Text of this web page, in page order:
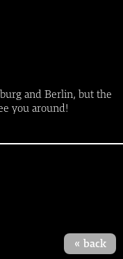
« back
and Berlin, but the
you around!